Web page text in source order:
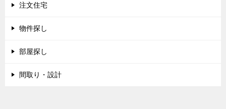
注文住宅
物件探し
部屋探し
間取り・設計